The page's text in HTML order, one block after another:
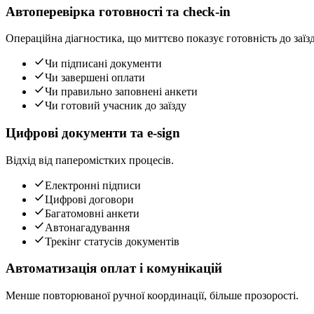
Автоперевірка готовності та check-in
Операційна діагностика, що миттєво показує готовність до
Чи підписані документи
Чи завершені оплати
Чи правильно заповнені анкети
Чи готовий учасник до заїзду
Цифрові документи та e-sign
Відхід від паперомістких процесів.
Електронні підписи
Цифрові договори
Багатомовні анкети
Автонагадування
Трекінг статусів документів
Автоматизація оплат і комунікацій
Менше повторюваної ручної координації, більше прозорості.